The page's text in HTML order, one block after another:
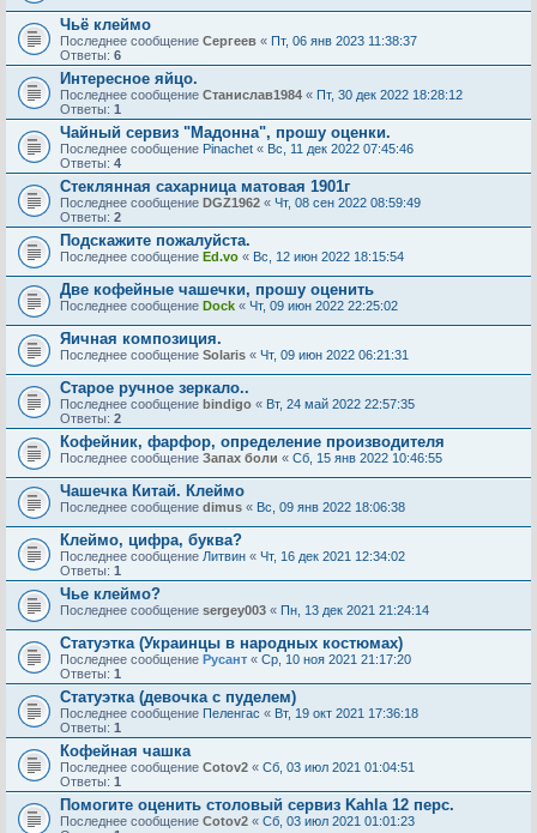
Чьё клеймо
Последнее сообщение Сергеев « Пт, 06 янв 2023 11:38:37
Ответы: 6
Интересное яйцо.
Последнее сообщение Станислав1984 « Пт, 30 дек 2022 18:28:12
Ответы: 1
Чайный сервиз "Мадонна", прошу оценки.
Последнее сообщение Pinachet « Вс, 11 дек 2022 07:45:46
Ответы: 4
Стеклянная сахарница матовая 1901г
Последнее сообщение DGZ1962 « Чт, 08 сен 2022 08:59:49
Ответы: 2
Подскажите пожалуйста.
Последнее сообщение Ed.vo « Вс, 12 июн 2022 18:15:54
Две кофейные чашечки, прошу оценить
Последнее сообщение Dock « Чт, 09 июн 2022 22:25:02
Яичная композиция.
Последнее сообщение Solaris « Чт, 09 июн 2022 06:21:31
Старое ручное зеркало..
Последнее сообщение bindigo « Вт, 24 май 2022 22:57:35
Ответы: 2
Кофейник, фарфор, определение производителя
Последнее сообщение Запах боли « Сб, 15 янв 2022 10:46:55
Чашечка Китай. Клеймо
Последнее сообщение dimus « Вс, 09 янв 2022 18:06:38
Клеймо, цифра, буква?
Последнее сообщение Литвин « Чт, 16 дек 2021 12:34:02
Ответы: 1
Чье клеймо?
Последнее сообщение sergey003 « Пн, 13 дек 2021 21:24:14
Статуэтка (Украинцы в народных костюмах)
Последнее сообщение Русант « Ср, 10 ноя 2021 21:17:20
Ответы: 1
Статуэтка (девочка с пуделем)
Последнее сообщение Пеленгас « Вт, 19 окт 2021 17:36:18
Ответы: 1
Кофейная чашка
Последнее сообщение Cotov2 « Сб, 03 июл 2021 01:04:51
Ответы: 1
Помогите оценить столовый сервиз Kahla 12 перс.
Последнее сообщение Cotov2 « Сб, 03 июл 2021 01:01:23